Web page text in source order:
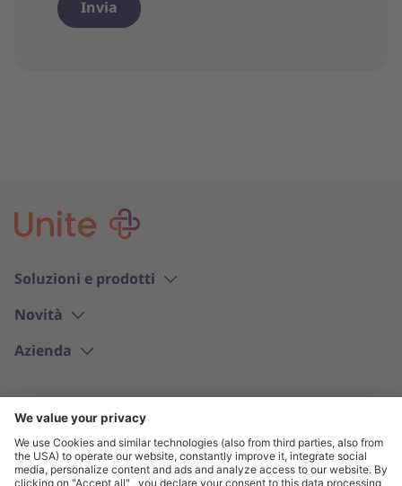
Soluzioni e prodotti
Novità
Azienda